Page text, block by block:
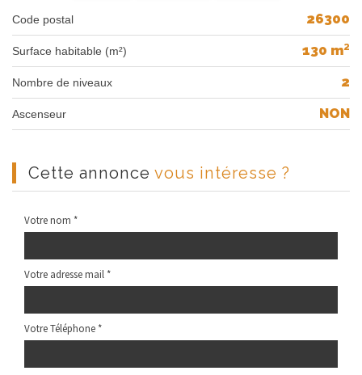
Code postal 26300
Surface habitable (m²) 130 m²
Nombre de niveaux 2
Ascenseur NON
cette annonce vous intéresse ?
Votre nom *
Votre adresse mail *
Votre Téléphone *